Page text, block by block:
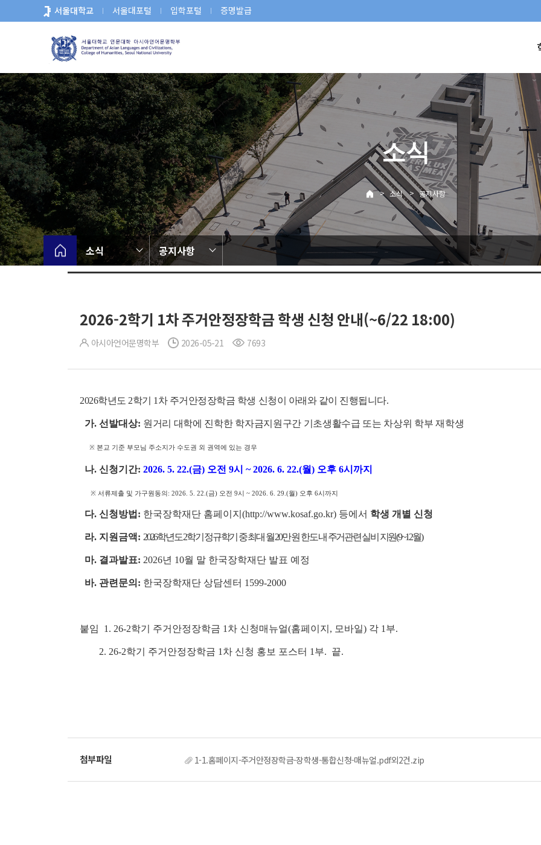
로
뉴
서울대학교 서울대포털 입학포털 증명발급
소식
> 소식 > 공지사항
소식 공지사항
2026-2학기 1차 주거안정장학금 학생 신청 안내(~6/22 18:00)
아시아언어문명학부 2026-05-21 7693
2026학년도 2학기 1차 주거안정장학금 학생 신청이 아래와 같이 진행됩니다.
가. 선발대상: 원거리 대학에 진학한 학자금지원구간 기초생활수급 또는 차상위 학부 재학생
※ 본교 기준 부모님 주소지가 수도권 외 권역에 있는 경우
나. 신청기간: 2026. 5. 22.(금) 오전 9시 ~ 2026. 6. 22.(월) 오후 6시까지
※ 서류제출 및 가구원동의: 2026. 5. 22.(금) 오전 9시 ~ 2026. 6. 29.(월) 오후 6시까지
다. 신청방법: 한국장학재단 홈페이지(http://www.kosaf.go.kr) 등에서 학생 개별 신청
라. 지원금액: 2026학년도 2학기 정규학기 중 최대 월 20만 원 한도 내 주거관련 실비 지원(9~12월)
마. 결과발표: 2026년 10월 말 한국장학재단 발표 예정
바. 관련문의: 한국장학재단 상담센터 1599-2000
붙임 1. 26-2학기 주거안정장학금 1차 신청매뉴얼(홈페이지, 모바일) 각 1부.
2. 26-2학기 주거안정장학금 1차 신청 홍보 포스터 1부. 끝.
1-1.홈페이지-주거안정장학금-장학생-통합신청-매뉴얼.pdf외2건.zip